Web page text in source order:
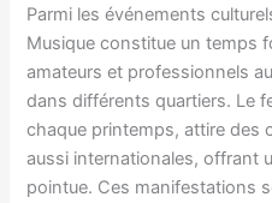
Parmi les événements
Musique constitue un temps
amateurs et professionnels
dans différents quartiers. Le
chaque printemps, attire des
aussi internationales, offrant
pointue. Ces manifestations